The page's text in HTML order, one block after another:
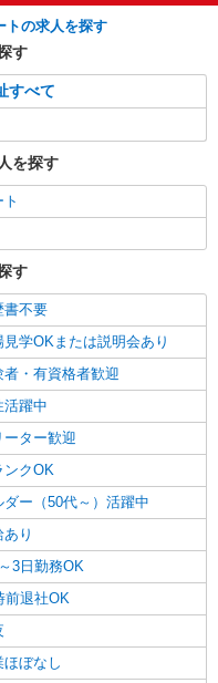
車通勤OK≫
のサポート役♪高時給＆充
円 ＜日払い有/週払い有/交
車通勤OK≫
詳細を見る
気も、プライベートも諦め
助手
円 ＜日払い有/週払い有/交
含む)＞
通勤OK≫
不問！０からスタートで
手♪
トの求人を探す
す
すべて
を探す
す
書不要
見学OKまたは説明会あり
者・有資格者歓迎
活躍中
ーター歓迎
ンクOK
ダー（50代～）活躍中
り
3日勤務OK
前退社OK
ほぼなし